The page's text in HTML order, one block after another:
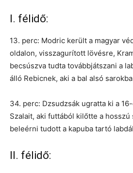
I. félidő:
13. perc: Modric került a magyar
oldalon, visszagurított lövésre,
becsúszva tudta továbbjátszani a
álló Rebicnek, aki a bal alsó
34. perc: Dzsudzsák ugratta ki a
Szalait, aki futtából kilőtte a hosszú
beleérni tudott a kapuba tartó
II. félidő: